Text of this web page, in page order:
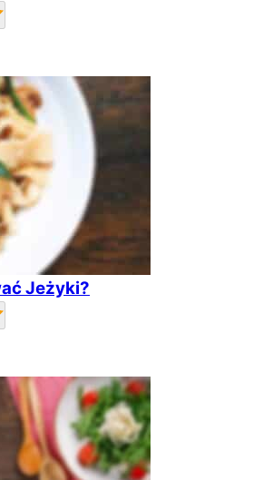
Jeżyki?